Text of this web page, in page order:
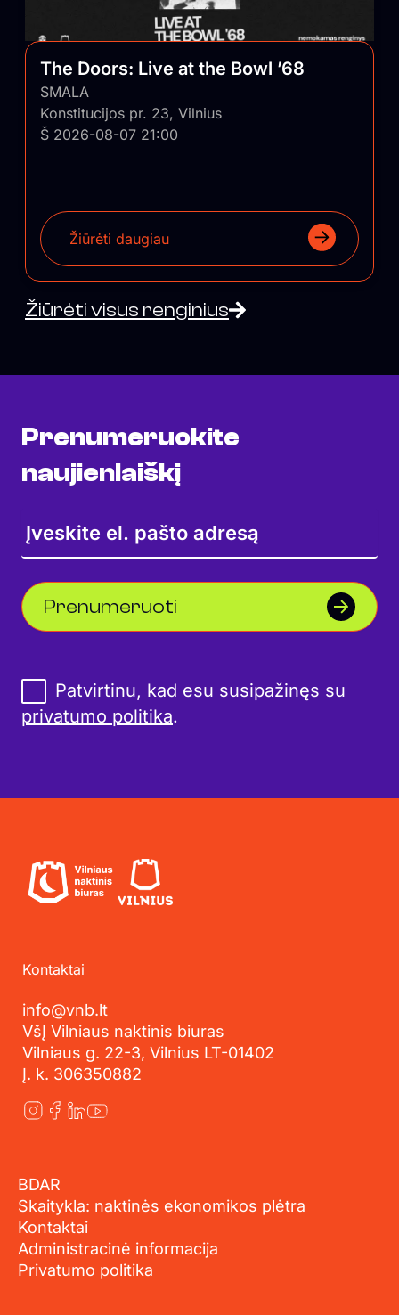
The Doors: Live at the Bowl ’68
SMALA
Konstitucijos pr. 23, Vilnius
Š 2026-08-07 21:00
Žiūrėti daugiau
Žiūrėti visus renginius
Prenumeruokite
naujienlaiškį
Prenumeruoti
Patvirtinu, kad esu susipažinęs su
privatumo politika.
Kontaktai
info@vnb.lt
VšĮ Vilniaus naktinis biuras
Vilniaus g. 22-3, Vilnius LT-01402
Į. k. 306350882
BDAR
Skaitykla: naktinės ekonomikos plėtra
Kontaktai
Administracinė informacija
Privatumo politika